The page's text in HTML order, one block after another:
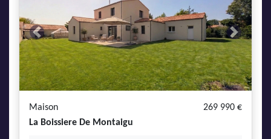
Previous Next
Maison
269 990 €
La Boissiere De Montaigu